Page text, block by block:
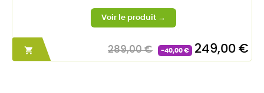
 289,00 € -40,00 € 249,00 €